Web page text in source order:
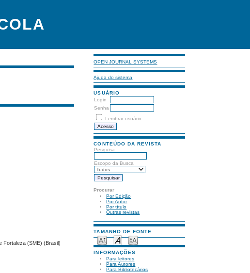
OPEN JOURNAL SYSTEMS
Ajuda do sistema
USUÁRIO
Login
Senha
Lembrar usuário
CONTEÚDO DA REVISTA
Pesquisa
Escopo da Busca
Procurar
Por Edição
Por Autor
Por título
Outras revistas
TAMANHO DE FONTE
INFORMAÇÕES
Para leitores
Para Autores
Para Bibliotecários
Fortaleza (SME) (Brasil)